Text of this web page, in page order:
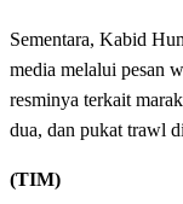
Sementara, Kabid
media melalui pesan
resminya terkait
dua, dan pukat trawl
(TIM)